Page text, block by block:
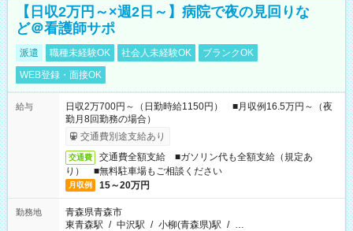
【日収2万円～×週2日～】病院で夜の見回りな
ど＠看護師サポ
派遣 職種未経験OK 社会人未経験OK
ブランクOK
WEB登録・面接OK
給与
日収2万700円～（日勤時給1150円） ■月収例16.5万円～（夜
勤月8回勤務の場合）
交通費別途支給あり
交通費
交通費全額支給 ■ガソリン代も全額支給（規定あ
り） ■無料駐車場もご相談ください
月収例 15～20万円
勤務地
青森県青森市
東青森駅 / 中沢駅 / 小柳(青森県)駅 / …